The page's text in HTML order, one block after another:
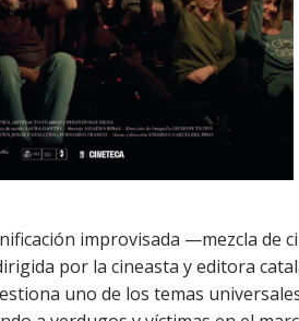
improvisada —mezcla de
por la cineasta y editora
uno de los temas